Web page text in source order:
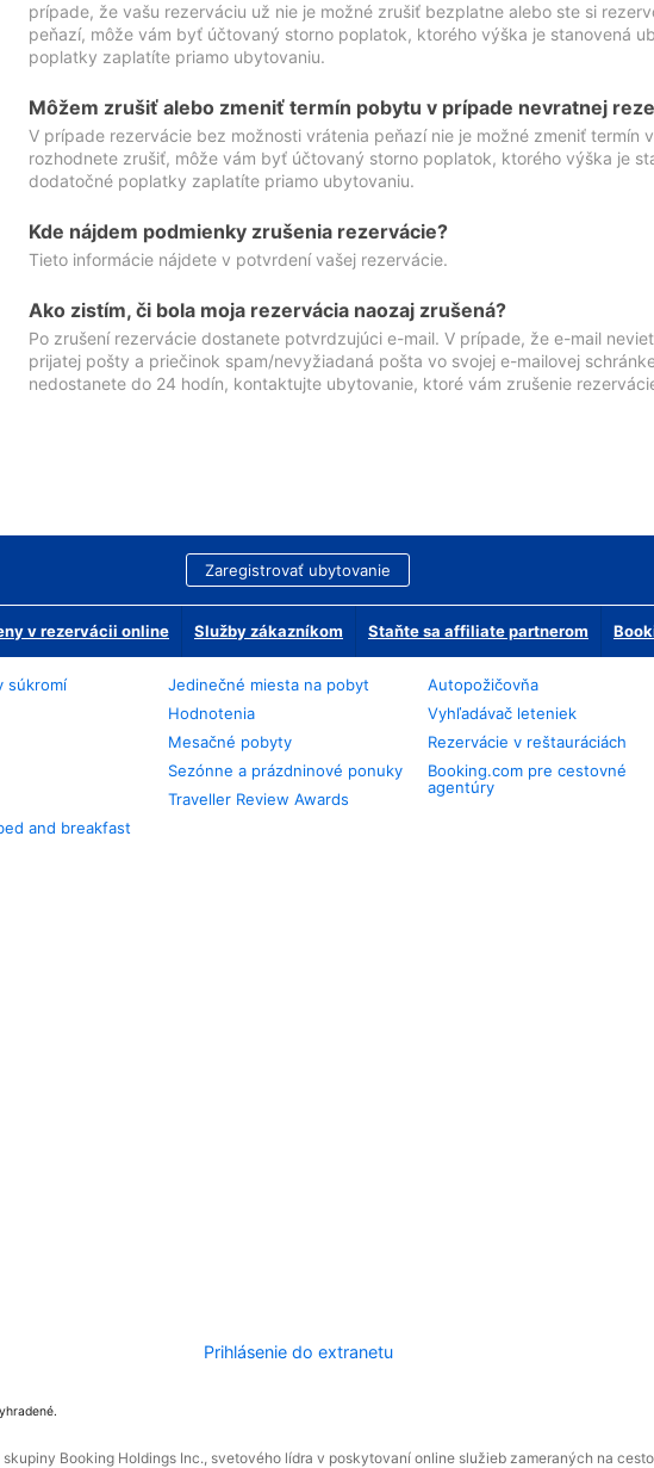
prípade, že vašu rezerváciu už nie je možné zrušiť bezplatne alebo ste si
peňazí, môže vám byť účtovaný storno poplatok, ktorého výška je stanovená
poplatky zaplatíte priamo ubytovaniu.
Môžem zrušiť alebo zmeniť termín pobytu v prípade nevratnej
V prípade rezervácie bez možnosti vrátenia peňazí nie je možné zmeniť termín
rozhodnete zrušiť, môže vám byť účtovaný storno poplatok, ktorého výška je
dodatočné poplatky zaplatíte priamo ubytovaniu.
Kde nájdem podmienky zrušenia rezervácie?
Tieto informácie nájdete v potvrdení vašej rezervácie.
Ako zistím, či bola moja rezervácia naozaj zrušená?
Po zrušení rezervácie dostanete potvrdzujúci e-mail. V prípade, že e-mail
prijatej pošty a priečinok spam/nevyžiadaná pošta vo svojej e-mailovej
nedostanete do 24 hodín, kontaktujte ubytovanie, ktoré vám zrušenie
Zaregistrovať ubytovanie
v rezervácii online Služby zákazníkom Staňte sa affiliate partnerom
súkromí
and breakfast
Jedinečné miesta na pobyt
Hodnotenia
Mesačné pobyty
Sezónne a prázdninové ponuky
Traveller Review Awards
Autopožičovňa
Vyhľadávač leteniek
Rezervácie v reštauráciách
Booking.com pre cestovné
agentúry
Prihlásenie do extranetu
Booking Holdings Inc., svetového lídra v poskytovaní online služieb zameraných na